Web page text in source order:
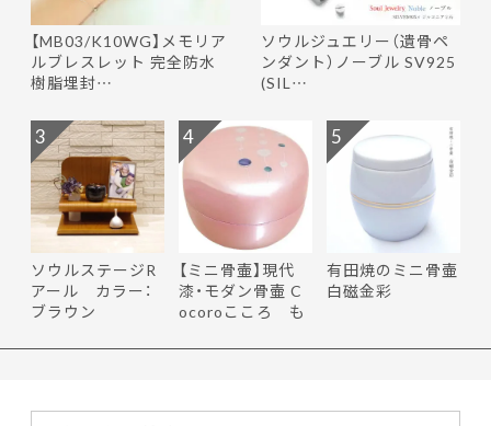
【MB03/K10WG】メモリア
ルブレスレット 完全防水
樹脂埋封…
ソウルジュエリー（遺骨ペ
ンダント）ノーブル SV925
(SIL…
ソウルステージR
アール カラー：
ブラウン
3
【ミニ骨壷】現代
漆・モダン骨壷 C
ocoroこころ も
4
有田焼のミニ骨壷
白磁金彩
5